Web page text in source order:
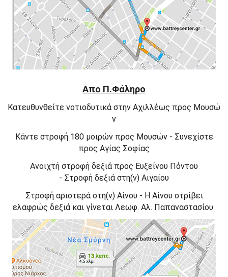
Απο Π.Φάληρο
Κατευθυνθείτε νοτιοδυτικά στην Αχιλλέως προς Μουσώ
ν
Κάντε στροφή 180 μοιρών προς Μουσών - Συνεχίστε
προς Αγίας Σοφίας
Ανοιχτή στροφή δεξιά προς Ευξείνου Πόντου
- Στροφή δεξιά στη(ν) Αιγαίου
Στροφή αριστερά στη(ν) Αίνου - Η Αίνου στρίβει
ελαφρώς δεξιά και γίνεται Λεωφ. Αλ. Παπαναστασίου